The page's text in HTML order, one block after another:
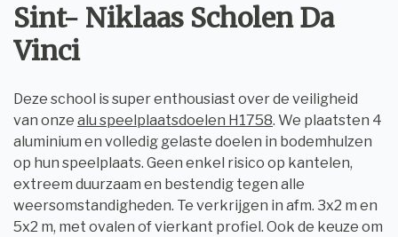
Sint- Niklaas Scholen Da
Vinci
Deze school is super enthousiast over de veiligheid
van onze alu speelplaatsdoelen H1758. We plaatsten 4
aluminium en volledig gelaste doelen in bodemhulzen
op hun speelplaats. Geen enkel risico op kantelen,
extreem duurzaam en bestendig tegen alle
weersomstandigheden. Te verkrijgen in afm. 3x2 m en
5x2 m, met ovalen of vierkant profiel. Ook de keuze om